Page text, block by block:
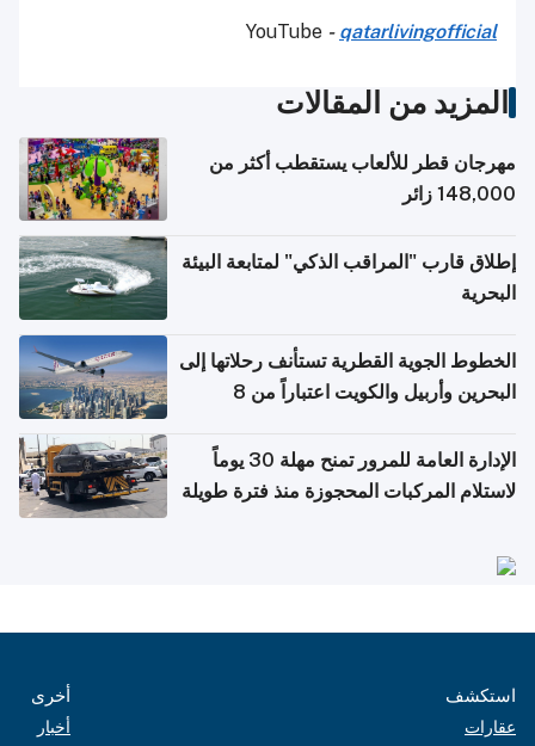
YouTube - qatarlivingofficial
المزيد من المقالات
مهرجان قطر للألعاب يستقطب أكثر من
148,000 زائر
إطلاق قارب "المراقب الذكي" لمتابعة البيئة
البحرية
الخطوط الجوية القطرية تستأنف رحلاتها إلى
البحرين وأربيل والكويت اعتباراً من 8
الإدارة العامة للمرور تمنح مهلة 30 يوماً
لاستلام المركبات المحجوزة منذ فترة طويلة
استكشف
عقارات
أخرى
أخبار